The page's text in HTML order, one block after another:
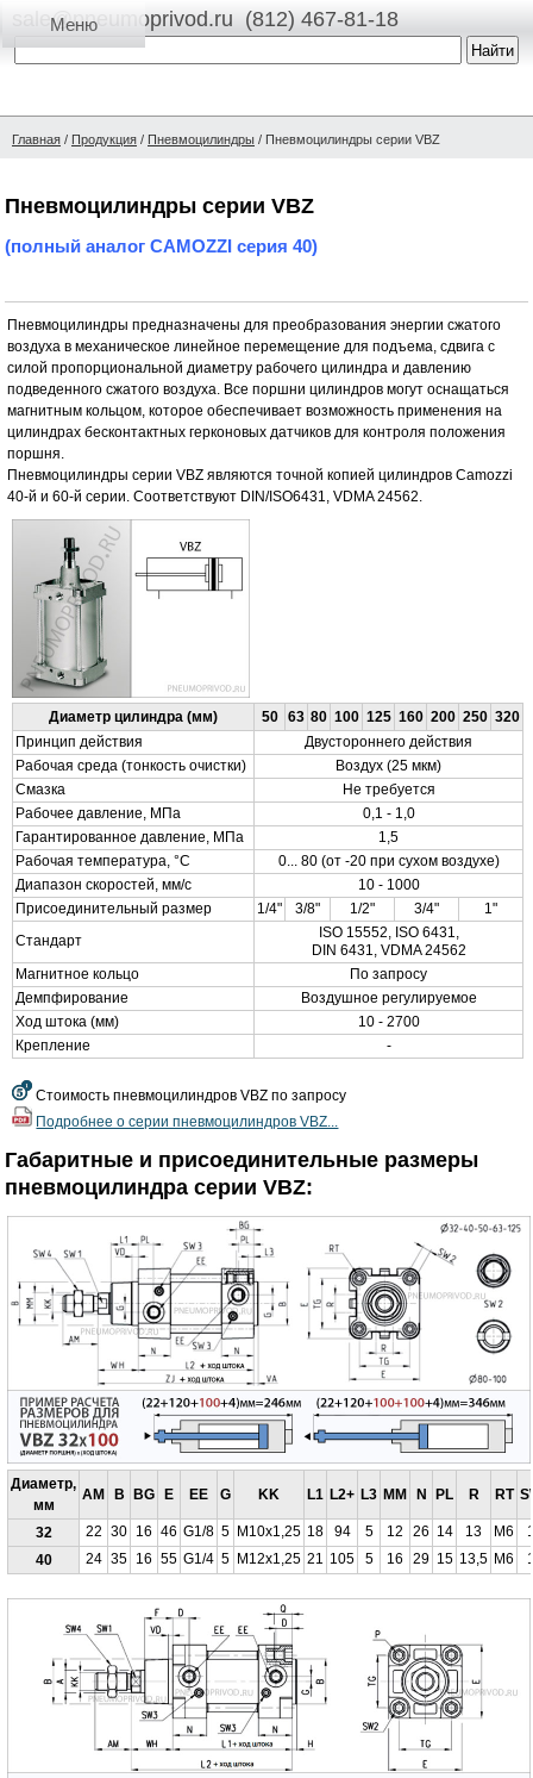
sale@pneumoprivod.ru (812) 467-81-18
Главная / Продукция / Пневмоцилиндры / Пневмоцилиндры серии VBZ
Пневмоцилиндры серии VBZ
(полный аналог CAMOZZI серия 40)
Пневмоцилиндры предназначены для преобразования энергии сжатого
воздуха в механическое линейное перемещение для подъема, сдвига с
силой пропорциональной диаметру рабочего цилиндра и давлению
подведенного сжатого воздуха. Все поршни цилиндров могут оснащаться
магнитным кольцом, которое обеспечивает возможность применения на
цилиндрах бесконтактных герконовых датчиков для контроля положения
поршня.
Пневмоцилиндры серии VBZ являются точной копией цилиндров Camozzi
40-й и 60-й серии. Соответствуют DIN/ISO6431, VDMA 24562.
Диаметр цилиндра (мм) 50 63 80 100 125 160 200 250 320
Принцип действия
Двустороннего действия
Рабочая среда (тонкость очистки)
Воздух (25 мкм)
Смазка
Не требуется
Рабочее давление, МПа
0,1 - 1,0
Гарантированное давление, МПа
1,5
Рабочая температура, °С
0... 80 (от -20 при сухом воздухе)
Диапазон скоростей, мм/с
10 - 1000
Присоединительный размер
1/4" 3/8" 1/2" 3/4"
1"
Стандарт
ISO 15552, ISO 6431,
DIN 6431, VDMA 24562
Магнитное кольцо
По запросу
Демпфирование
Воздушное регулируемое
Ход штока (мм)
10 - 2700
Крепление
-
Стоимость пневмоцилиндров VBZ по запросу
Подробнее о серии пневмоцилиндров VBZ...
Габаритные и присоединительные размеры
пневмоцилиндра серии VBZ:
Диаметр,
мм
AM B BG E EE G KK L1 L2+ L3 MM N PL R RT
32 22 30 16 46 G1/8 5 M10x1,25 18 94 5 12 26 14 13 M6
40
24 35 16 55 G1/4 5 M12x1,25 21 105 5 16 29 15 13,5 M6